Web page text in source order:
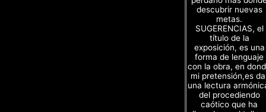
descubrir nuevas
metas.
SUGERENCIAS, el
título de la
exposición, es una
forma de lenguaje
con la obra, en
mi pretensión,es
una lectura
del procediendo
caótico que ha